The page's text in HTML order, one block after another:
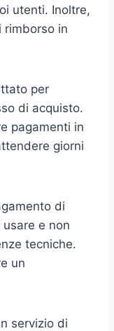
utenti. Inoltre,
rimborso in
per
di acquisto.
pagamenti in
giorni
di
e non
tecniche.
un
servizio di